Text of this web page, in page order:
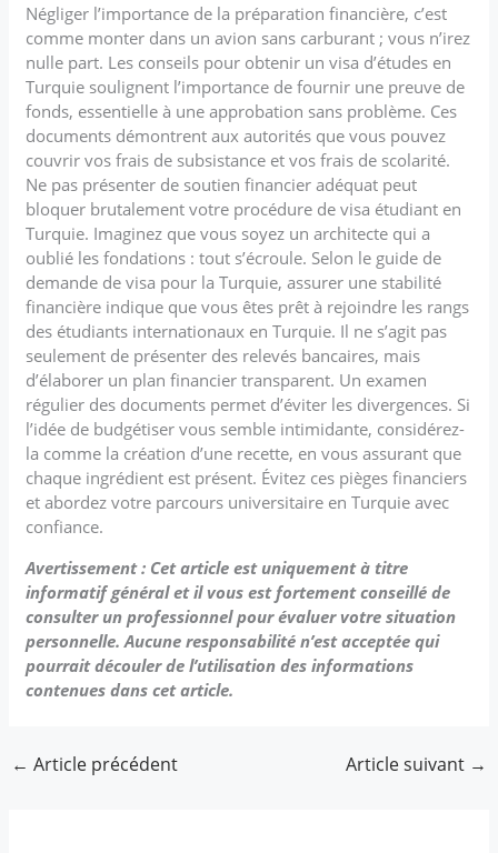
Négliger l’importance de la préparation financière, c’est
comme monter dans un avion sans carburant ; vous n’irez
nulle part. Les conseils pour obtenir un visa d’études en
Turquie soulignent l’importance de fournir une preuve de
fonds, essentielle à une approbation sans problème. Ces
documents démontrent aux autorités que vous pouvez
couvrir vos frais de subsistance et vos frais de scolarité.
Ne pas présenter de soutien financier adéquat peut
bloquer brutalement votre procédure de visa étudiant en
Turquie. Imaginez que vous soyez un architecte qui a
oublié les fondations : tout s’écroule. Selon le guide de
demande de visa pour la Turquie, assurer une stabilité
financière indique que vous êtes prêt à rejoindre les rangs
des étudiants internationaux en Turquie. Il ne s’agit pas
seulement de présenter des relevés bancaires, mais
d’élaborer un plan financier transparent. Un examen
régulier des documents permet d’éviter les divergences. Si
l’idée de budgétiser vous semble intimidante, considérez-
la comme la création d’une recette, en vous assurant que
chaque ingrédient est présent. Évitez ces pièges financiers
et abordez votre parcours universitaire en Turquie avec
confiance.
Avertissement : Cet article est uniquement à titre
informatif général et il vous est fortement conseillé de
consulter un professionnel pour évaluer votre situation
personnelle. Aucune responsabilité n’est acceptée qui
pourrait découler de l’utilisation des informations
contenues dans cet article.
← Article précédent Article suivant →